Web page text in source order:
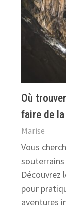
Où
faire de
Marise
Vous
Découvrez
pour
aventures